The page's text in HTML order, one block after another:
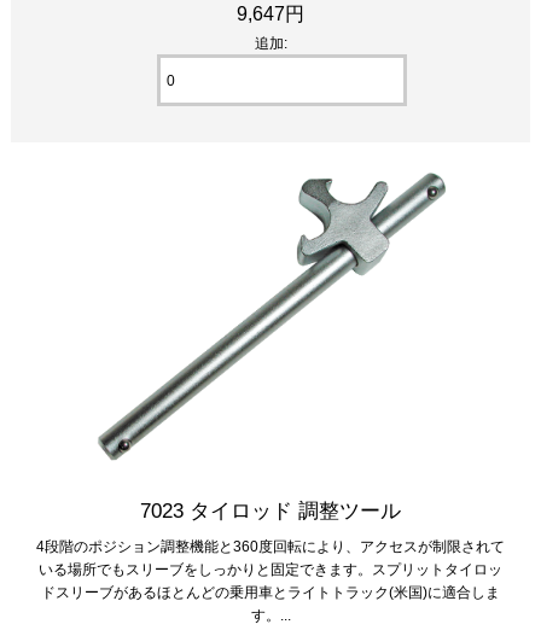
9,647円
追加:
7023 タイロッド 調整ツール
4段階のポジション調整機能と360度回転により、アクセスが制限されて
いる場所でもスリーブをしっかりと固定できます。スプリットタイロッ
ドスリーブがあるほとんどの乗用車とライトトラック(米国)に適合しま
す。...